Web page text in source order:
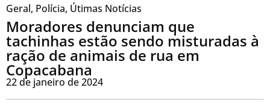
Geral, Polícia, Útimas Notícias
Moradores denunciam que
tachinhas estão sendo misturadas à
ração de animais de rua em
Copacabana
22 de janeiro de 2024